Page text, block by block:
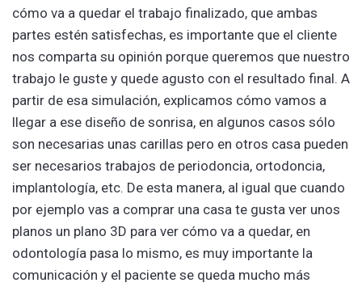
cómo va a quedar el trabajo finalizado, que ambas
partes estén satisfechas, es importante que el cliente
nos comparta su opinión porque queremos que nuestro
trabajo le guste y quede agusto con el resultado final. A
partir de esa simulación, explicamos cómo vamos a
llegar a ese diseño de sonrisa, en algunos casos sólo
son necesarias unas carillas pero en otros casa pueden
ser necesarios trabajos de periodoncia, ortodoncia,
implantología, etc. De esta manera, al igual que cuando
por ejemplo vas a comprar una casa te gusta ver unos
planos un plano 3D para ver cómo va a quedar, en
odontología pasa lo mismo, es muy importante la
comunicación y el paciente se queda mucho más